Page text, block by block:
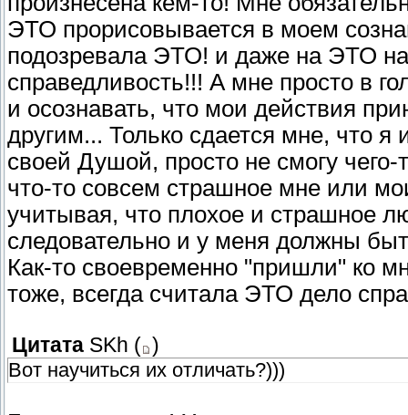
ЭТО прорисовывается в моем
подозревала ЭТО! и даже на ЭТО
справедливость!!! А мне просто в
и осознавать, что мои действия
другим... Только сдается мне, что я
своей Душой, просто не смогу
что-то совсем страшное мне или
учитывая, что плохое и страшное
следовательно и у меня должны
Как-то своевременно "пришли" ко
тоже, всегда считала ЭТО дело
Цитата SKh ( )
Вот научиться их отличать?)))